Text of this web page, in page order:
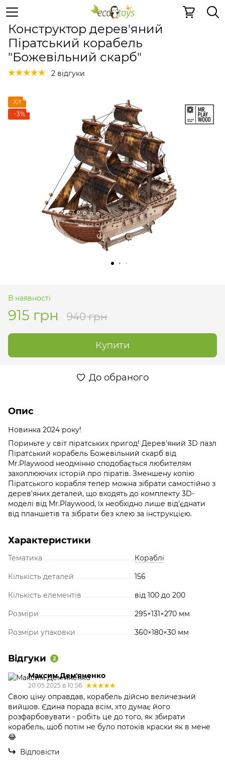
Дерев'яні конструктори Дерев'яні конструктори
Конструктор дерев'яний
Піратський корабель
"Божевільний скарб"
2 відгуки
Хіт
−3%
В наявності
915 грн 940 грн
Купити
До обраного
Опис
Новинка 2024 року!
Пориньте у світ піратських пригод! Дерев'яний 3D пазл
Піратський корабель Божевільний скарб від
Mr.Playwood неодмінно сподобається любителям
захоплюючих історій про піратів. Зменшену копію
Піратського корабля тепер можна зібрати самостійно з
дерев'яних деталей, що входять до комплекту 3D-
моделі від Mr.Playwood, їх необхідно лише від'єднати
від планшетів та зібрати без клею за інструкцією.
Характеристики
Тематика Кораблі
Кількість деталей 156
Кількість елементів від 100 до 200
Розміри 295×131×270 мм
Розміри упаковки 360×180×30 мм
Відгуки 2
Максим Дем'яненко
20.05.2025 в 10:56
Свою ціну оправдав, корабель дійсно величезний
вийшов. Єдина порада всім, хто думає його
розфарбовувати - робіть це до того, як збирати
корабель, щоб потім не було потоків краски як в мене
😂
Відповісти